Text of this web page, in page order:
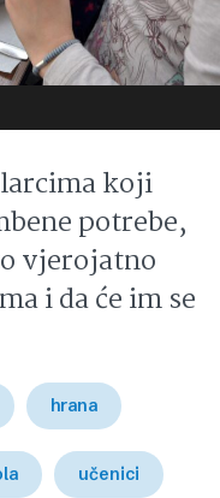
koji
potrebe,
vjerojatno
i da će im se
hrana
učenici